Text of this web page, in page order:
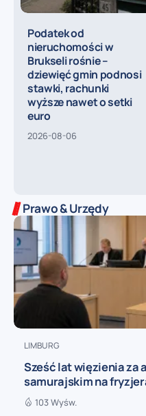
Podatek od
nieruchomości w
Brukseli rośnie –
dziewięć gmin podnosi
stawki, rachunki
wyższe nawet o setki
euro
2026-08-06
Prawo & Urzędy
LIMBURG
Sześć lat więzienia za
samurajskim na
103 Wyśw.